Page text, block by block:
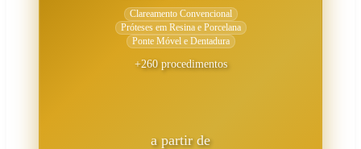
Clareamento Convencional
Próteses em Resina e Porcelana
Ponte Móvel e Dentadura
+260 procedimentos
a partir de